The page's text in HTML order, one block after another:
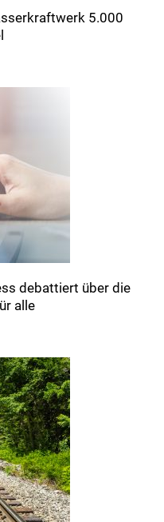
5.000
debattiert über die
alle